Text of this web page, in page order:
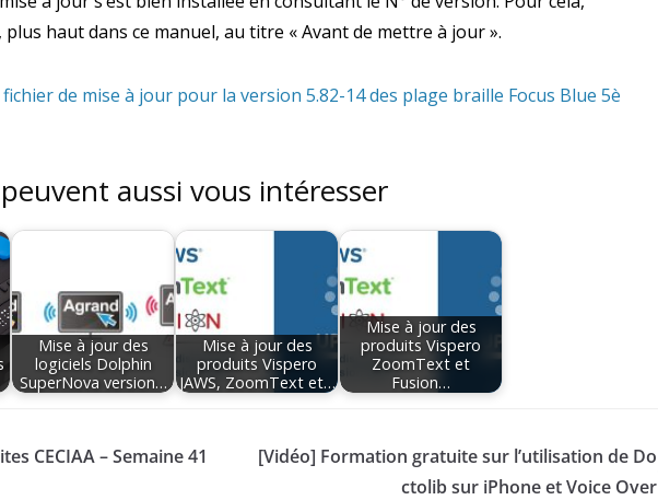
haut dans ce manuel, au titre « Avant de mettre à jour ».
de mise à jour pour la version 5.82-14 des plage braille Focus Blue 5è
aussi vous intéresser
Mise à jour des
logiciels Dolphin
SuperNova version…
Mise à jour des
produits Vispero
JAWS, ZoomText et…
Mise à jour des
produits Vispero
ZoomText et
Fusion…
CECIAA – Semaine 41
[Vidéo] Formation gratuite sur l’utilisation de Do
ctolib sur iPhone et Voice Over